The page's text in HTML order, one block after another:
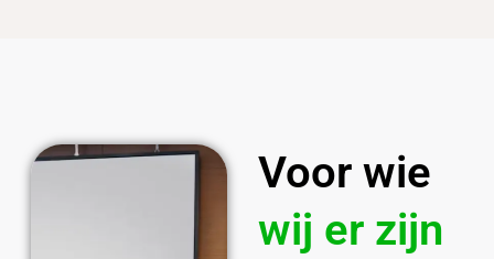
Voor wie
wij er zijn